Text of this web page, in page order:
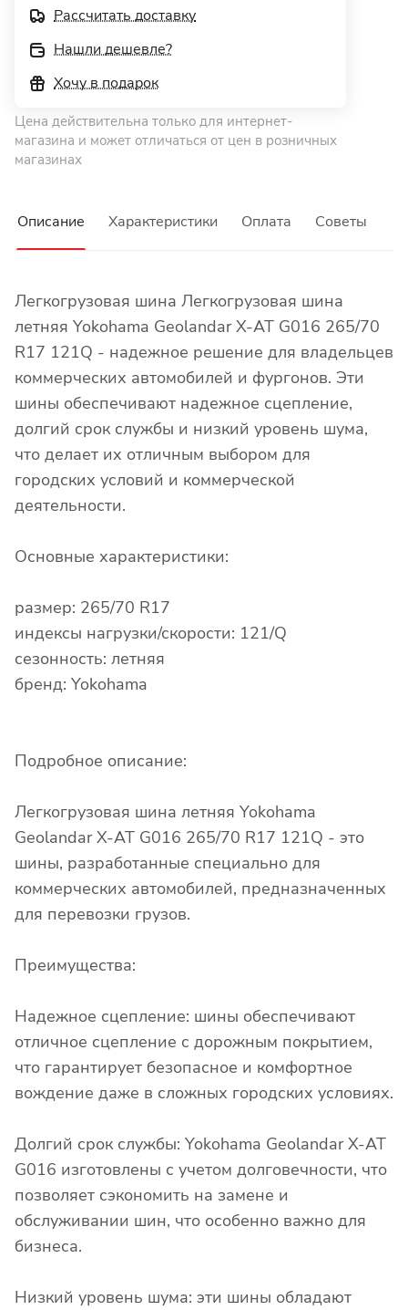
Рассчитать доставку
Нашли дешевле?
Хочу в подарок
Цена действительна только для интернет-
магазина и может отличаться от цен в розничных
магазинах
Описание Характеристики Оплата Советы
Легкогрузовая шина Легкогрузовая шина
летняя Yokohama Geolandar X-AT G016 265/70
R17 121Q - надежное решение для владельцев
коммерческих автомобилей и фургонов. Эти
шины обеспечивают надежное сцепление,
долгий срок службы и низкий уровень шума,
что делает их отличным выбором для
городских условий и коммерческой
деятельности.
Основные характеристики:
размер: 265/70 R17
индексы нагрузки/скорости: 121/Q
сезонность: летняя
бренд: Yokohama
Подробное описание:
Легкогрузовая шина летняя Yokohama
Geolandar X-AT G016 265/70 R17 121Q - это
шины, разработанные специально для
коммерческих автомобилей, предназначенных
для перевозки грузов.
Преимущества:
Надежное сцепление: шины обеспечивают
отличное сцепление с дорожным покрытием,
что гарантирует безопасное и комфортное
вождение даже в сложных городских условиях.
Долгий срок службы: Yokohama Geolandar X-AT
G016 изготовлены с учетом долговечности, что
позволяет сэкономить на замене и
обслуживании шин, что особенно важно для
бизнеса.
Низкий уровень шума: эти шины обладают